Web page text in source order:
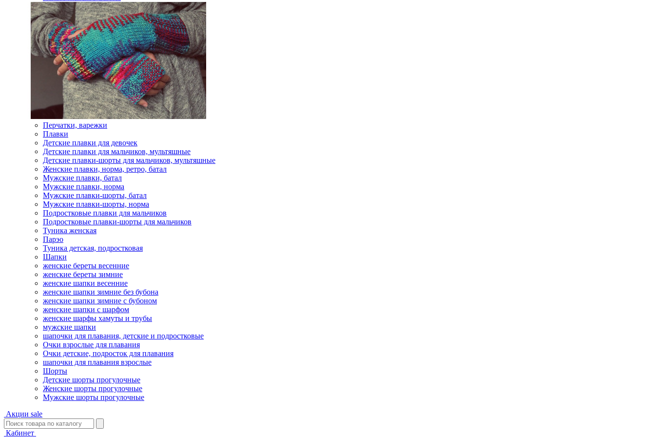
Перчатки, варежки
Плавки
Детские плавки для девочек
Детские плавки для мальчиков, мультяшные
Детские плавки-шорты для мальчиков, мультяшные
Женские плавки, норма, ретро, батал
Мужские плавки, батал
Мужские плавки, норма
Мужские плавки-шорты, батал
Мужские плавки-шорты, норма
Подростковые плавки для мальчиков
Подростковые плавки-шорты для мальчиков
Туникa женская
Парэо
Туника детская, подростковая
Шапки
женские береты весенние
женские береты зимние
женские шапки весенние
женские шапки зимние без бубона
женские шапки зимние с бубоном
женские шапки с шарфом
женские шарфы хамуты и трубы
мужские шапки
шапочки для плавания, детские и подростковые
Очки взрослые для плавания
Очки детские, подросток для плавания
шапочки для плавания взрослые
Шорты
Детские шорты прогулочные
Женские шорты прогулочные
Мужские шорты прогулочные
Акции sale
Кабинет